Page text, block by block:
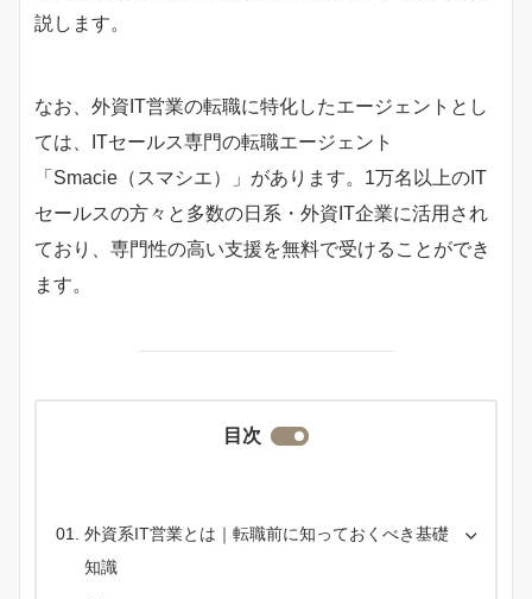
説します。
なお、外資IT営業の転職に特化したエージェントとし
ては、ITセールス専門の転職エージェント
「Smacie（スマシエ）」があります。1万名以上のIT
セールスの方々と多数の日系・外資IT企業に活用され
ており、専門性の高い支援を無料で受けることができ
ます。
目次
外資系IT営業とは｜転職前に知っておくべき基礎
知識